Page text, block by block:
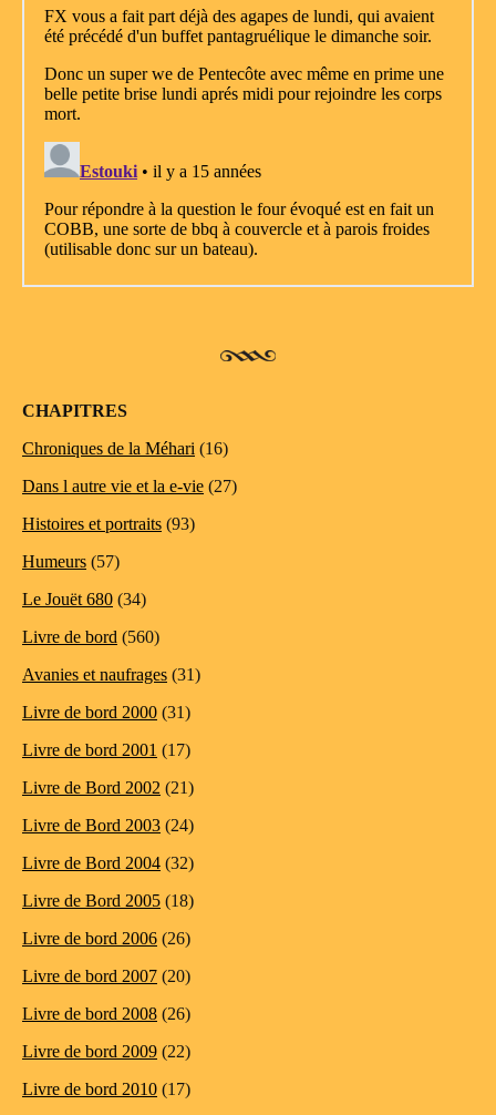
CHAPITRES
Chroniques de la Méhari (16)
Dans l autre vie et la e-vie (27)
Histoires et portraits (93)
Humeurs (57)
Le Jouët 680 (34)
Livre de bord (560)
Avanies et naufrages (31)
Livre de bord 2000 (31)
Livre de bord 2001 (17)
Livre de Bord 2002 (21)
Livre de Bord 2003 (24)
Livre de Bord 2004 (32)
Livre de Bord 2005 (18)
Livre de bord 2006 (26)
Livre de bord 2007 (20)
Livre de bord 2008 (26)
Livre de bord 2009 (22)
Livre de bord 2010 (17)